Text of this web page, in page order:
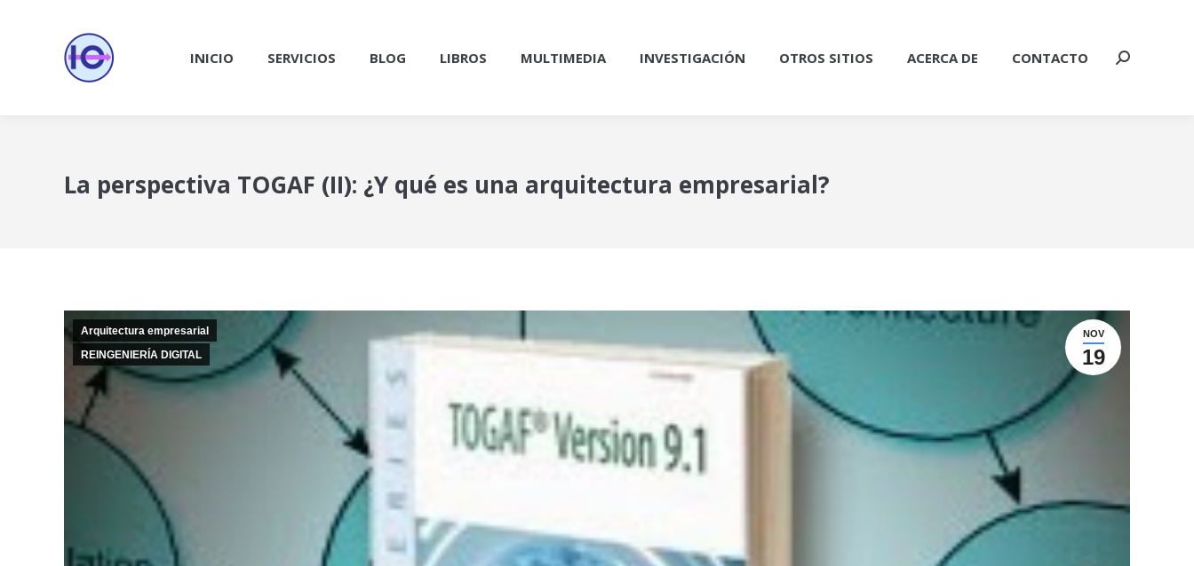
INICIO SERVICIOS BLOG LIBROS MULTIMEDIA INVESTIGACIÓN OTROS SITIOS ACERCA DE CONTACTO Buscar:
La perspectiva TOGAF (II): ¿Y qué es una arquitectura empresarial?
NOV
19
Arquitectura empresarial
REINGENIERÍA DIGITAL